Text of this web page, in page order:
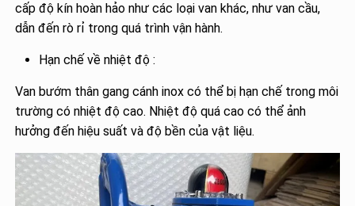
cấp độ kín hoàn hảo như các loại van khác, như van cầu,
dẫn đến rò rỉ trong quá trình vận hành.
Hạn chế về nhiệt độ :
Van bướm thân gang cánh inox có thể bị hạn chế trong môi
trường có nhiệt độ cao. Nhiệt độ quá cao có thể ảnh
hưởng đến hiệu suất và độ bền của vật liệu.